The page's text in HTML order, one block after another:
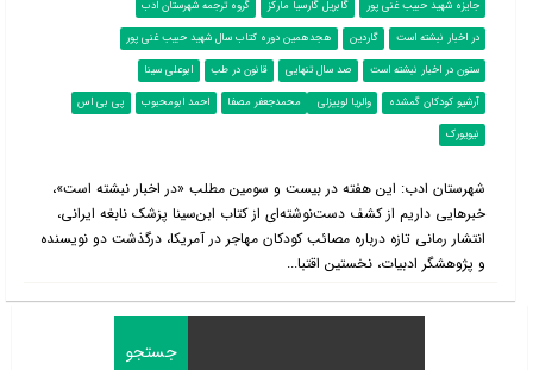
جایزه شهید حبیب غنی پور گابریل گارسیا مارکز
گروه ترجمه شهرستان ادب
در اخبار نبشته است
گاردین
هجدهمین دوره کتاب سال شهید حبیب غنی پور
ستون در اخبار نبشته است
صد سال تنهایی قانون در طب
ابوعلی سینا
آرشیو کودکان گمشده
والریا لوییزلی محمدجعفر مصفا احمد ابومحبوب
پی بی اس
نیویورک
شهرستان ادب: این هفته در بیست و سومین مطلب «در اخبار نبشته است»،
خبرهایی داریم از کشف دست‌نوشته‌ای از کتاب ابن‌سینا پزشک نابغه ایرانی،
انتشار رمانی تازه درباره مصائب کودکان مهاجر در آمریکا، درگذشت دو نویسنده
و پژوهشگر ادبیات، نخستین اقتبا...